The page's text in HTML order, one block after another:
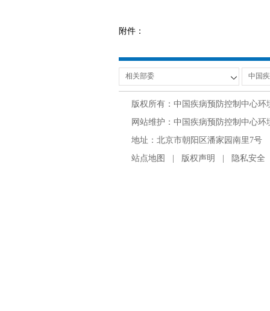
附件：
版权所有：中国疾病预防控制中心环
网站维护：中国疾病预防控制中心
地址：北京市朝阳区潘家园南里7号
站点地图
版权声明 隐私安全